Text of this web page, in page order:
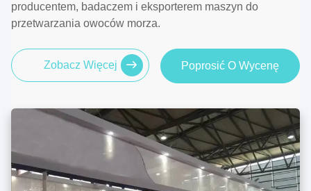
producentem, badaczem i eksporterem maszyn do
przetwarzania owoców morza.
Zobacz Więcej Poprosić O Wycenę